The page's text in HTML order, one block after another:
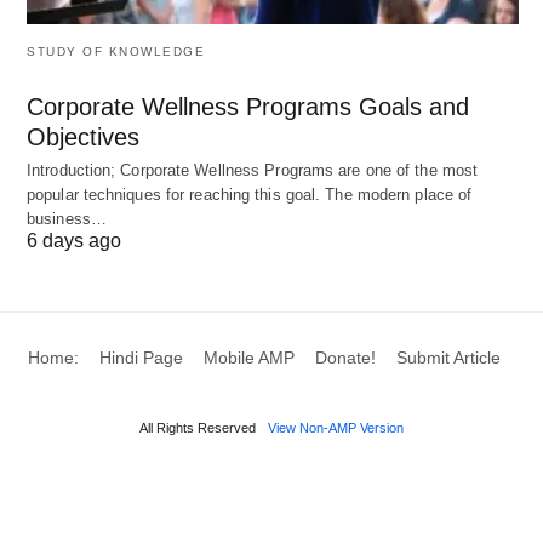
उच्च ख्याति भी मिलती है। इसलिए, ख्याति के मूल्य का पता लगाने
के लिए, यह ध्यान दिया जाना चाहिए कि प्रबंधन में ऐसी दक्षता को
विशेष लाभ:
एक फर्म जिसमें आयात License, Patent, Trademark,
Copyright, जैसे विशेष फायदे हैं, कम दरों पर बिजली की आपूर्ति
अन्य कारक या कारण:
STUDY OF KNOWLEDGE
Corporate Wellness Programs Goals and
Objectives
Introduction; Corporate Wellness Programs are one of the most
popular techniques for reaching this goal. The modern place of
business…
6 days ago
Home: Hindi Page Mobile AMP Donate! Submit Article
All Rights Reserved View Non-AMP Version